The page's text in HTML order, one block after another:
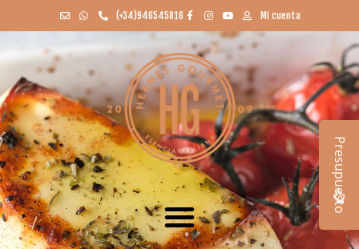
(+34)946545816 Mi cuenta
Presupuesto